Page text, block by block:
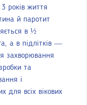
років життя
й паротит
в ½
а в підлітків —
захворювання
та
і
для всіх вікових